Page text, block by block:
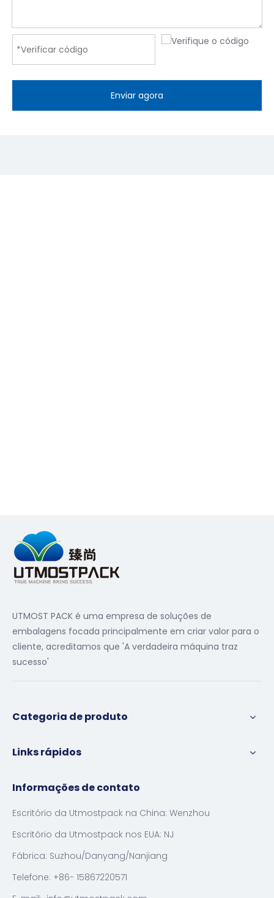
Enviar agora
UTMOST PACK é uma empresa de soluções de
embalagens focada principalmente em criar valor para o
cliente, acreditamos que 'A verdadeira máquina traz
sucesso'
Categoria de produto
Links rápidos
Informações de contato
Escritório da Utmostpack na China: Wenzhou
Escritório da Utmostpack nos EUA: NJ
Fábrica: Suzhou/Danyang/Nanjiang
Telefone: +86- 15867220571